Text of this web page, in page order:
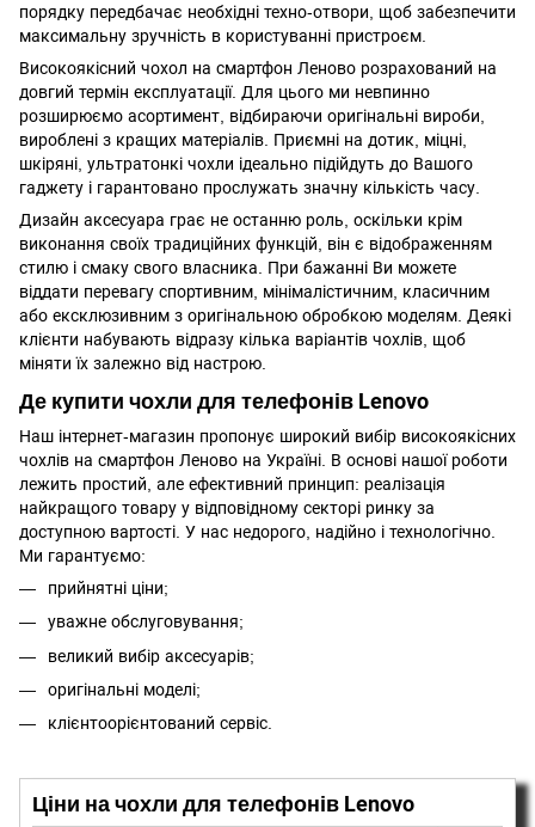
порядку передбачає необхідні техно-отвори, щоб забезпечити
максимальну зручність в користуванні пристроєм.
Високоякісний чохол на смартфон Леново розрахований на
довгий термін експлуатації. Для цього ми невпинно
розширюємо асортимент, відбираючи оригінальні вироби,
вироблені з кращих матеріалів. Приємні на дотик, міцні,
шкіряні, ультратонкі чохли ідеально підійдуть до Вашого
гаджету і гарантовано прослужать значну кількість часу.
Дизайн аксесуара грає не останню роль, оскільки крім
виконання своїх традиційних функцій, він є відображенням
стилю і смаку свого власника. При бажанні Ви можете
віддати перевагу спортивним, мінімалістичним, класичним
або ексклюзивним з оригінальною обробкою моделям. Деякі
клієнти набувають відразу кілька варіантів чохлів, щоб
міняти їх залежно від настрою.
Де купити чохли для телефонів Lenovo
Наш інтернет-магазин пропонує широкий вибір високоякісних
чохлів на смартфон Леново на Україні. В основі нашої роботи
лежить простий, але ефективний принцип: реалізація
найкращого товару у відповідному секторі ринку за
доступною вартості. У нас недорого, надійно і технологічно.
Ми гарантуємо:
прийнятні ціни;
уважне обслуговування;
великий вибір аксесуарів;
оригінальні моделі;
клієнтоорієнтований сервіс.
Ціни на чохли для телефонів Lenovo